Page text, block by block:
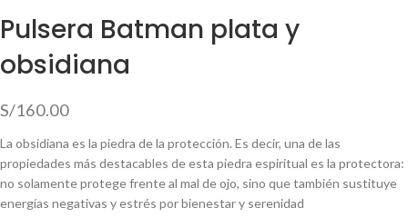
Pulsera Batman plata y
obsidiana
S/160.00
La obsidiana es la piedra de la protección. Es decir, una de las
propiedades más destacables de esta piedra espiritual es la protectora:
no solamente protege frente al mal de ojo, sino que también sustituye
energías negativas y estrés por bienestar y serenidad